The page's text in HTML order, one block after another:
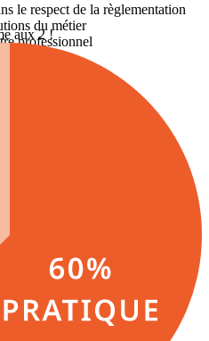
le respect de la règlementation
du métier
professionnel
aux 2 !